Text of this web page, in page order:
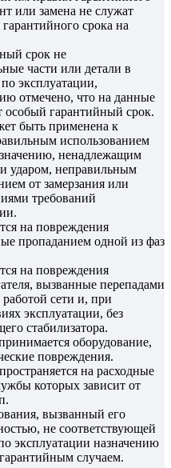
или замена не служат
срока на
срок не
части или детали в
эксплуатации,
отмечено, что на данные
особый гарантийный срок.
быть применена к
использованием
ненадлежащим
ударом, неправильным
от замерзания или
требований
на повреждения
пропаданием одной из фаз
на повреждения
вызванные перепадами
сети и, при
эксплуатации, без
стабилизатора.
оборудование,
повреждения.
на расходные
которых зависит от
вызванный его
не соответствующей
эксплуатации назначению
случаем.